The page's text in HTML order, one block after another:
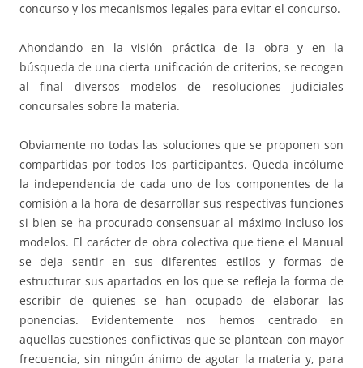
concurso y los mecanismos legales para evitar el concurso.
Ahondando en la visión práctica de la obra y en la
búsqueda de una cierta unificación de criterios, se recogen
al final diversos modelos de resoluciones judiciales
concursales sobre la materia.
Obviamente no todas las soluciones que se proponen son
compartidas por todos los participantes. Queda incólume
la independencia de cada uno de los componentes de la
comisión a la hora de desarrollar sus respectivas funciones
si bien se ha procurado consensuar al máximo incluso los
modelos. El carácter de obra colectiva que tiene el Manual
se deja sentir en sus diferentes estilos y formas de
estructurar sus apartados en los que se refleja la forma de
escribir de quienes se han ocupado de elaborar las
ponencias. Evidentemente nos hemos centrado en
aquellas cuestiones conflictivas que se plantean con mayor
frecuencia, sin ningún ánimo de agotar la materia y, para